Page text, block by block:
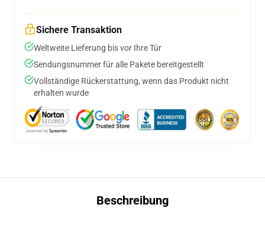
Sichere Transaktion
Weltweite Lieferung bis vor Ihre Tür
Sendungsnummer für alle Pakete bereitgestellt
Vollständige Rückerstattung, wenn das Produkt nicht
erhalten wurde
Beschreibung